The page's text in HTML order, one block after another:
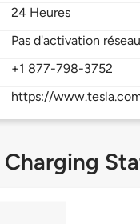
24 Heures
Pas d'activation
+1 877-798-3752
https://
Charging